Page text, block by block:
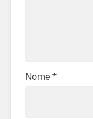
Nome *